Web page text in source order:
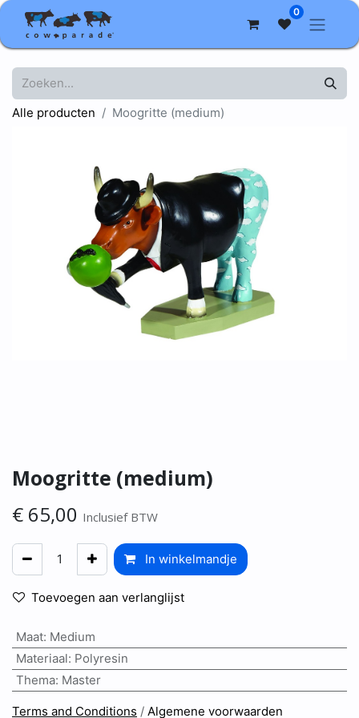
0
Alle producten Moogritte (medium)
Moogritte (medium)
€ 65,00 Inclusief BTW
In winkelmandje
Toevoegen aan verlanglijst
Maat: Medium
Materiaal: Polyresin
Thema: Master
Terms and Conditions / Algemene voorwaarden